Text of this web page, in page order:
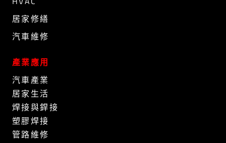
居家修繕
汽車維修
產業應用
汽車產業
居家生活
焊接與銲接
塑膠焊接
管路維修